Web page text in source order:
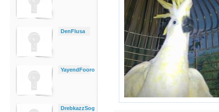
DenFlusa
YayendFooro
DrebkazzSog